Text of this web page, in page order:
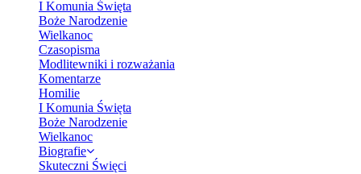
I Komunia Święta
Boże Narodzenie
Wielkanoc
Czasopisma
Modlitewniki i rozważania
Komentarze
Homilie
I Komunia Święta
Boże Narodzenie
Wielkanoc
Biografie
Skuteczni Święci